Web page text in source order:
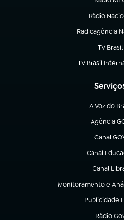
Rádio
(abre em
Radioagência
(abre em nova
TV Brasil
(abre
TV Brasil
(abre em nova
A Voz do
(abre em
Agência
(abre em
Canal
(abre em
Canal
(abre em
Canal
(abre em
Monitoramento e
(abre em nova aba)
Publicidade
(abre em
Rádio